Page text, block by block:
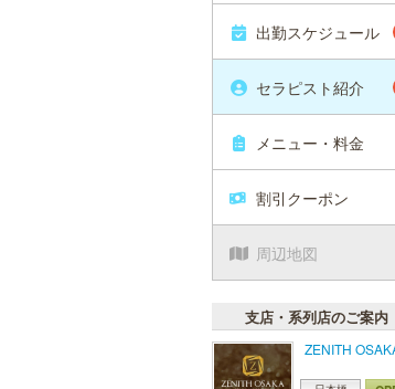
出勤スケジュール
セラピスト紹介
メニュー・料金
割引クーポン
周辺地図
支店・系列店のご案内
ZENITH